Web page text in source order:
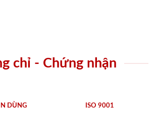
chỉ - Chứng nhận
DÙNG
ISO 9001